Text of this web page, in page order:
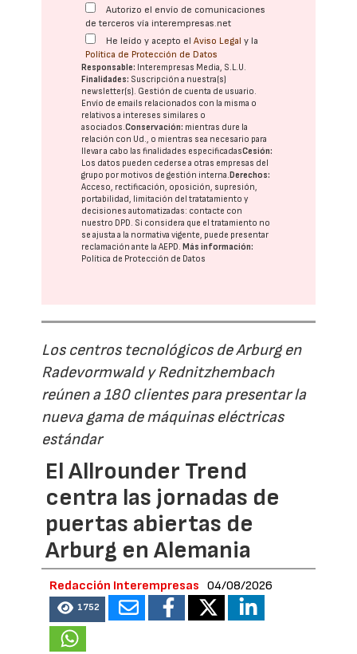
Autorizo el envío de comunicaciones
de terceros vía interempresas.net
He leído y acepto elAviso Legal y la
Política de Protección de Datos
Responsable: Interempresas Media, S.L.U.
Finalidades: Suscripción a nuestra(s)
newsletter(s). Gestión de cuenta de usuario.
Envío de emails relacionados con la misma o
relativos a intereses similares o
asociados.Conservación: mientras dure la
relación con Ud., o mientras sea necesario para
llevar a cabo las finalidades especificadasCesión:
Los datos pueden cederse a otras empresas del
grupo por motivos de gestión interna. Derechos:
Acceso, rectificación, oposición, supresión,
portabilidad, limitación del tratatamiento y
decisiones automatizadas: contacte con
nuestro DPD. Si considera que el tratamiento no
se ajusta a la normativa vigente, puede presentar
reclamación ante laAEPD. Más información:
Política de Protección de Datos
Los centros tecnológicos de Arburg en
Radevormwald y Rednitzhembach
reúnen a 180 clientes para presentar la
nueva gama de máquinas eléctricas
estándar
El Allrounder Trend
centra las jornadas de
puertas abiertas de
Arburg en Alemania
Redacción Interempresas 04/08/2026
1752